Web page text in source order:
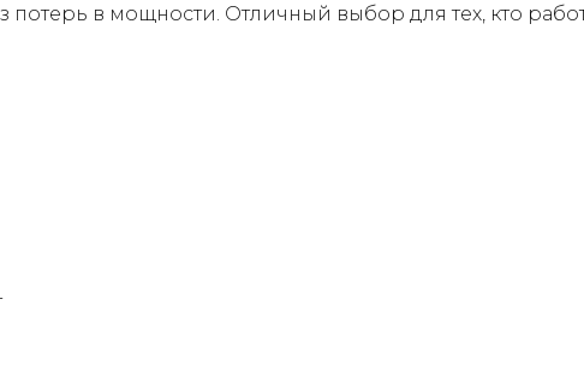
потерь в мощности. Отличный выбор для тех, кто